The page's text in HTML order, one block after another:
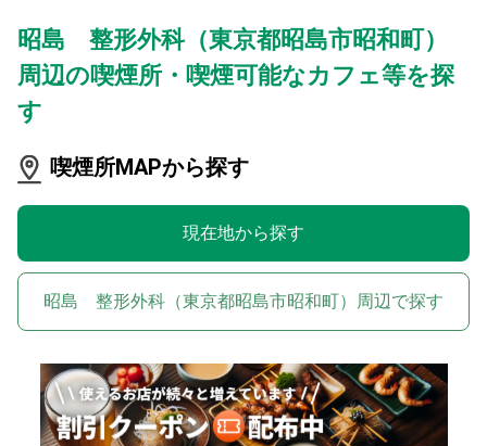
昭島 整形外科（東京都昭島市昭和町）
周辺の喫煙所・喫煙可能なカフェ等を探
す
喫煙所MAPから探す
現在地から探す
昭島 整形外科（東京都昭島市昭和町）周辺で探す